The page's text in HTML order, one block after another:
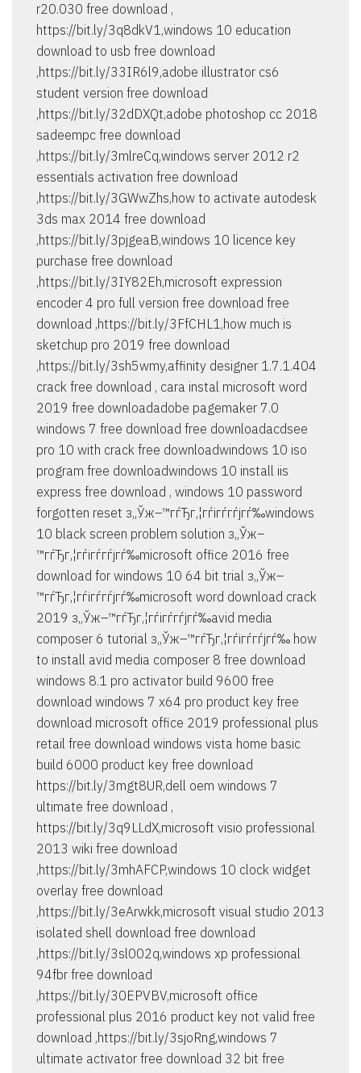
r20.030 free download ,
https://bit.ly/3q8dkV1,windows 10 education
download to usb free download
,https://bit.ly/33IR6l9,adobe illustrator cs6
student version free download
,https://bit.ly/32dDXQt,adobe photoshop cc 2018
sadeempc free download
,https://bit.ly/3mlreCq,windows server 2012 r2
essentials activation free download
,https://bit.ly/3GWwZhs,how to activate autodesk
3ds max 2014 free download
,https://bit.ly/3pjgeaB,windows 10 licence key
purchase free download
,https://bit.ly/3IY82Eh,microsoft expression
encoder 4 pro full version free download free
download ,https://bit.ly/3FfCHL1,how much is
sketchup pro 2019 free download
,https://bit.ly/3sh5wmy,affinity designer 1.7.1.404
crack free download , cara instal microsoft word
2019 free downloadadobe pagemaker 7.0
windows 7 free download free downloadacdsee
pro 10 with crack free downloadwindows 10 iso
program free downloadwindows 10 install iis
express free download , windows 10 password
forgotten reset з„Ўж–™гѓЂг‚¦гѓігѓ­гѓјгѓ‰windows
10 black screen problem solution з„Ўж–
™гѓЂг‚¦гѓігѓ­гѓјгѓ‰microsoft office 2016 free
download for windows 10 64 bit trial з„Ўж–
™гѓЂг‚¦гѓігѓ­гѓјгѓ‰microsoft word download crack
2019 з„Ўж–™гѓЂг‚¦гѓігѓ­гѓјгѓ‰avid media
composer 6 tutorial з„Ўж–™гѓЂг‚¦гѓігѓ­гѓјгѓ‰ how
to install avid media composer 8 free download
windows 8.1 pro activator build 9600 free
download windows 7 x64 pro product key free
download microsoft office 2019 professional plus
retail free download windows vista home basic
build 6000 product key free download
https://bit.ly/3mgt8UR,dell oem windows 7
ultimate free download ,
https://bit.ly/3q9LLdX,microsoft visio professional
2013 wiki free download
,https://bit.ly/3mhAFCP,windows 10 clock widget
overlay free download
,https://bit.ly/3eArwkk,microsoft visual studio 2013
isolated shell download free download
,https://bit.ly/3sl002q,windows xp professional
94fbr free download
,https://bit.ly/30EPVBV,microsoft office
professional plus 2016 product key not valid free
download ,https://bit.ly/3sjoRng,windows 7
ultimate activator free download 32 bit free